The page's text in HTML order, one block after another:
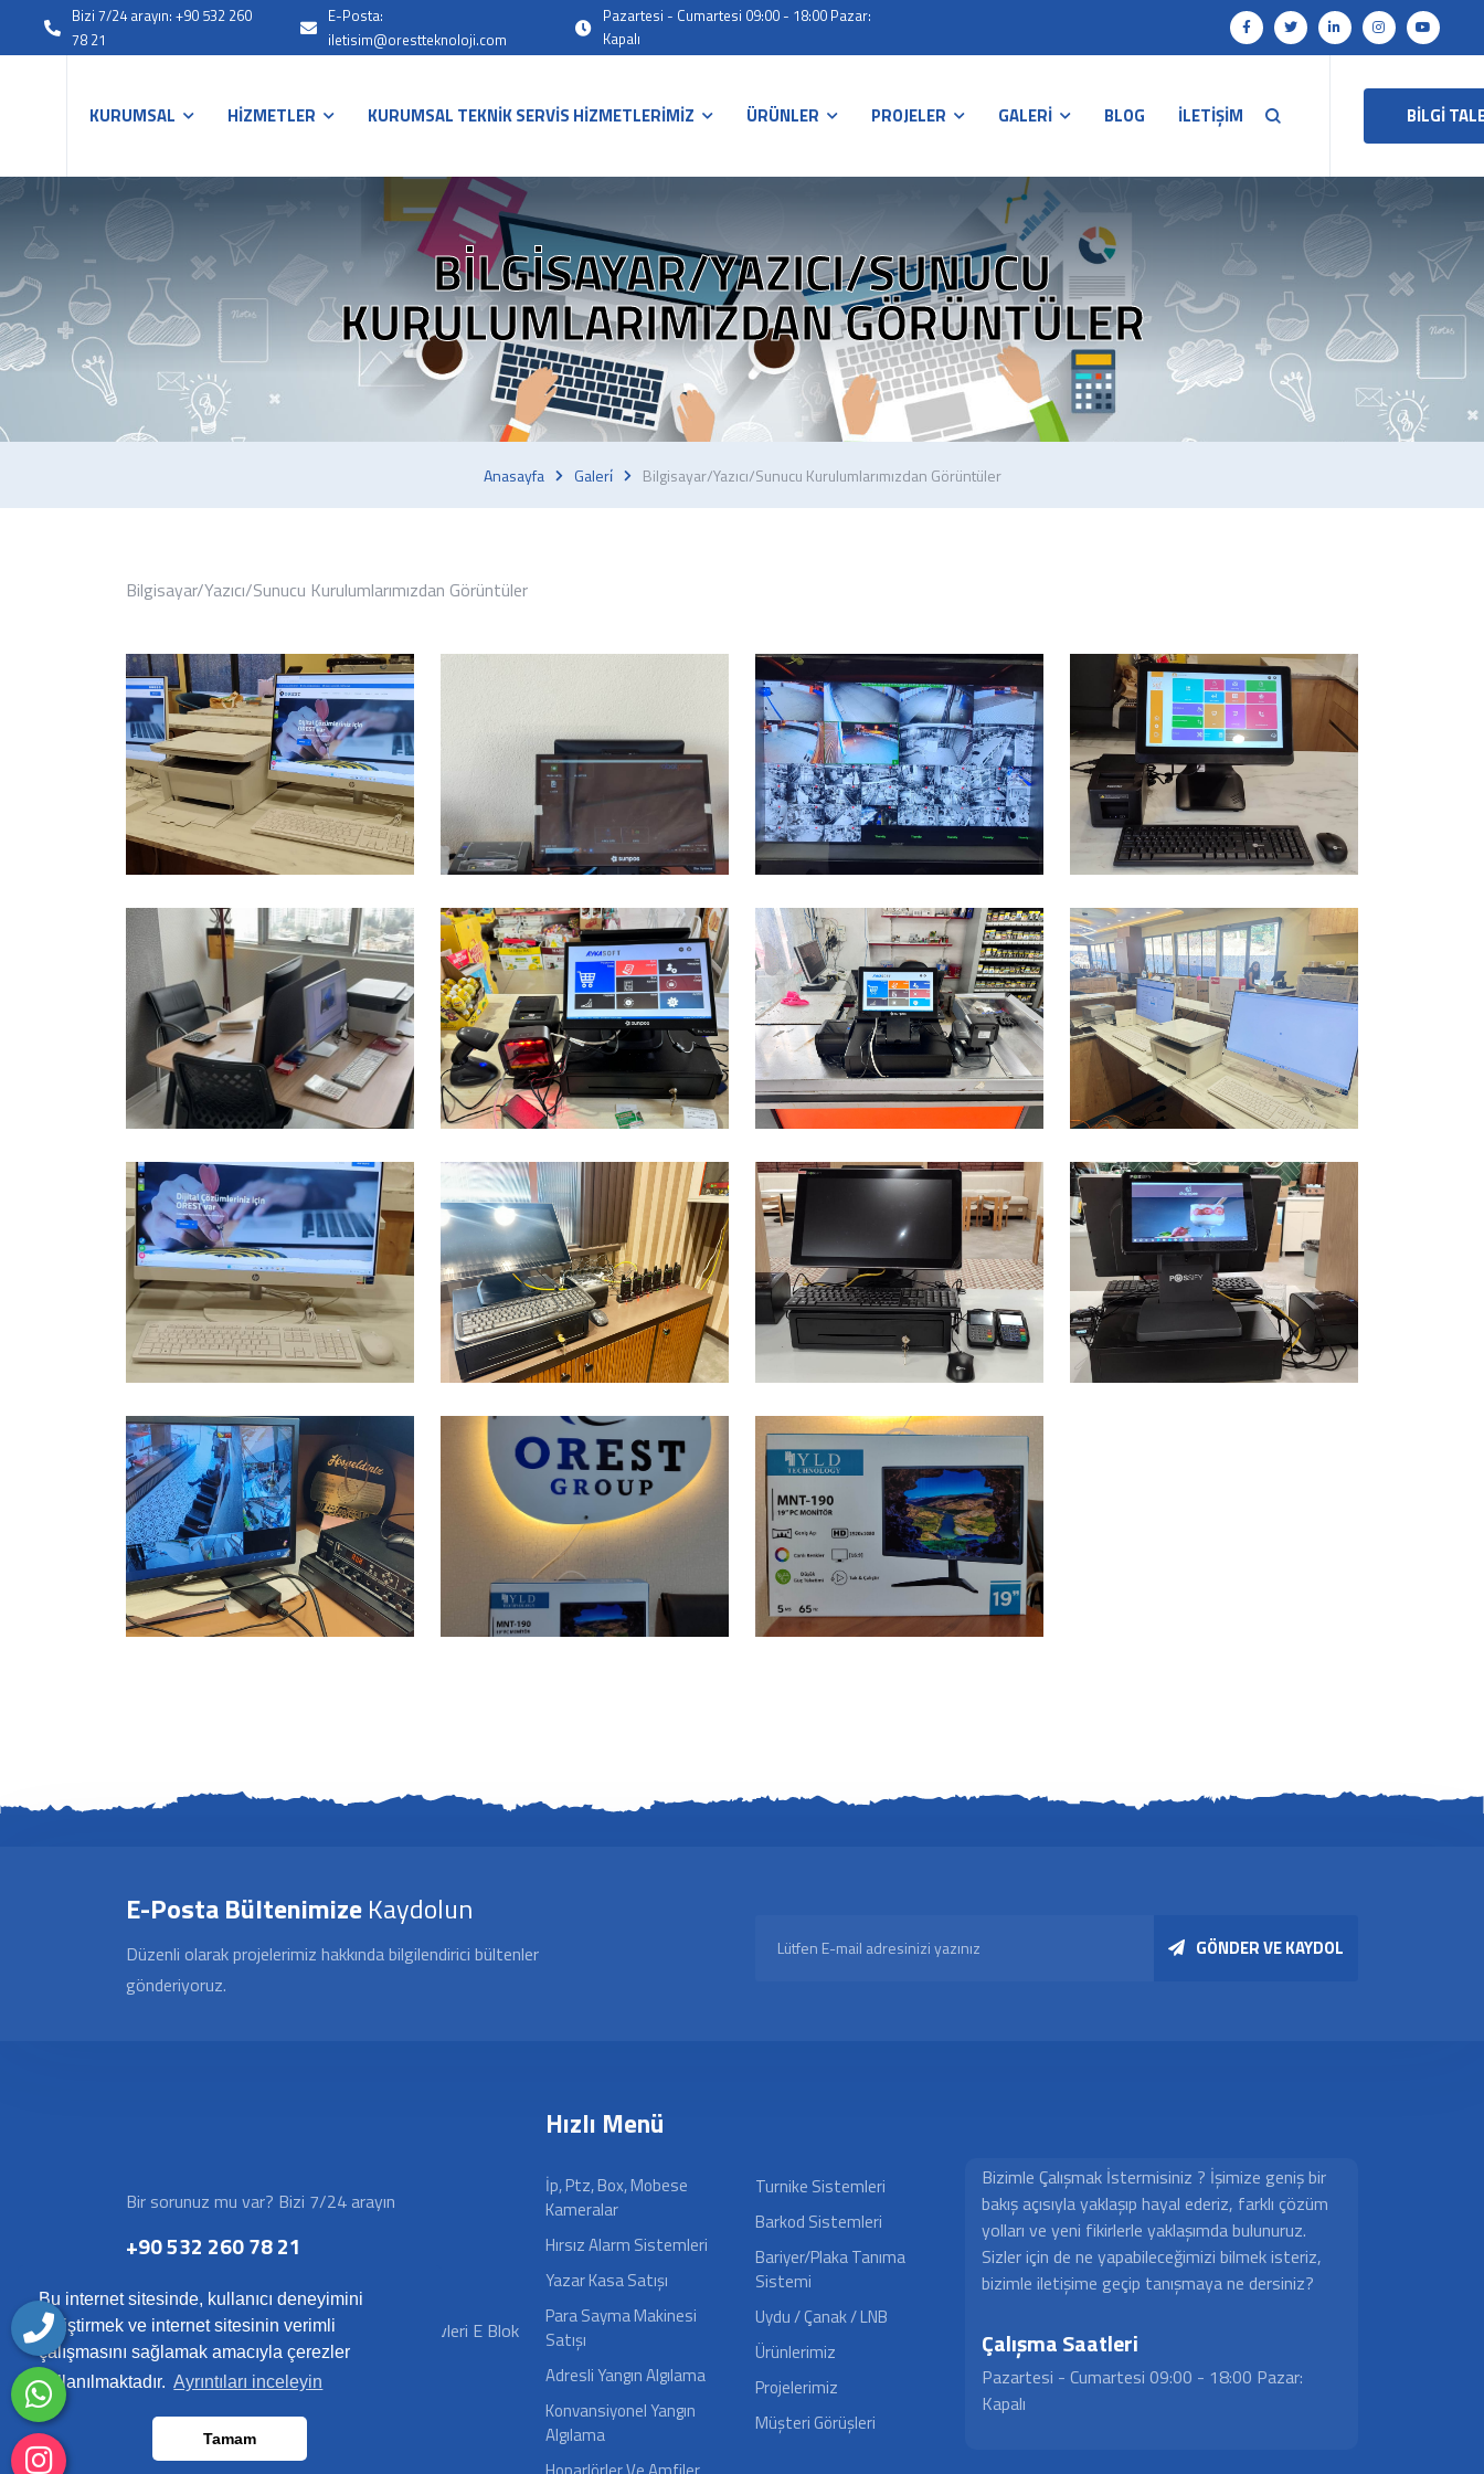
Bu internet sitesinde, kullanıcı deneyimini
geliştirmek ve internet sitesinin verimli
çalışmasını sağlamak amacıyla çerezler
kullanılmaktadır. Ayrıntıları inceleyin
Tamam
Bizi 7/24 arayın: +90 532 260
78 21
E-Posta:
iletisim@orestteknoloji.com
Pazartesi - Cumartesi 09:00 - 18:00 Pazar:
Kapalı
KURUMSAL HİZMETLER KURUMSAL TEKNİK SERVİS HİZMETLERİMİZ ÜRÜNLER PROJELER GALERİ BLOG İLETİŞİM BİLGİ
BILGISAYAR/YAZICI/SUNUCU
KURULUMLARIMIZDAN GÖRÜNTÜLER
Anasayfa Galeri̇ Bilgisayar/Yazıcı/Sunucu Kurulumlarımızdan Görüntüler
Bilgisayar/Yazıcı/Sunucu Kurulumlarımızdan Görüntüler
E-Posta BültenimizeKaydolun
Düzenli olarak projelerimiz hakkında bilgilendirici bültenler
gönderiyoruz.
GÖNDER VE KAYDOL
Bir sorunuz mu var? Bizi 7/24 arayın
+90 532 260 78 21
İletişim Bilgileri
Fırat Mah. 579 Sk. Öncü Yapı Pietra Park Evleri E Blok
Blok No: 13ED Kayapınar/Diyarbakır
Hızlı Menü
İp, Ptz, Box, Mobese
Kameralar
Hırsız Alarm Sistemleri
Yazar Kasa Satışı
Para Sayma Makinesi
Satışı
Adresli Yangın Algılama
Konvansiyonel Yangın
Algılama
Turnike Sistemleri
Barkod Sistemleri
Bariyer/Plaka Tanıma
Sistemi
Uydu / Çanak / LNB
Ürünlerimiz
Projelerimiz
Müşteri Görüşleri
Bizimle Çalışmak İstermisiniz ? İşimize geniş bir
bakış açısıyla yaklaşıp hayal ederiz, farklı çözüm
yolları ve yeni fikirlerle yaklaşımda bulunuruz.
Sizler için de ne yapabileceğimizi bilmek isteriz,
bizimle iletişime geçip tanışmaya ne dersiniz?
Çalışma Saatleri
Pazartesi - Cumartesi 09:00 - 18:00 Pazar:
Kapalı